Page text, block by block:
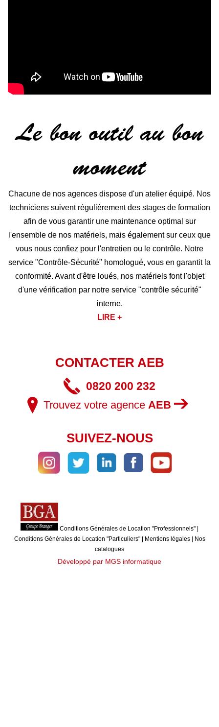
Le bon outil au bon
moment
Chacune de nos agences dispose d'un atelier équipé. Nos
techniciens suivent régulièrement des stages de formation
afin de vous garantir une maintenance optimal sur
l'ensemble de nos matériels, mais également sur ceux que
vous nous confiez pour l'entretien ou le contrôle. Notre
service "Contrôle-Sécurité" homologué, vous en garantit la
conformité. Avant d'être loués, nos matériels font l'objet
d'une vérification par notre service "contrôle sécurité"
interne.
LIRE +
CONTACTER AEB
0820 200 232
Trouvez votre agence AEB
SUIVEZ-NOUS
Conditions Générales de Location "Professionnels"
Conditions Générales de Location "Particuliers"| Mentions légales|
Nos
catalogues
Développé par MGS informatique